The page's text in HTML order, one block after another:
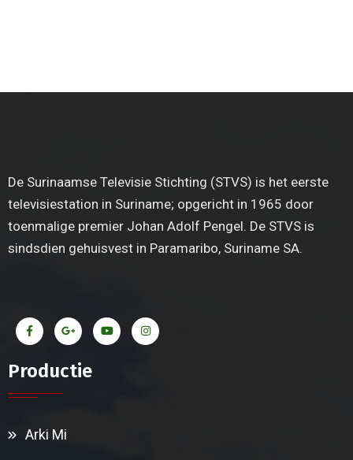
De Surinaamse Televisie Stichting (STVS) is het eerste
televisiestation in Suriname; opgericht in 1965 door
toenmalige premier Johan Adolf Pengel. De STVS is
sindsdien gehuisvest in Paramaribo, Suriname SA.
Productie
Arki Mi